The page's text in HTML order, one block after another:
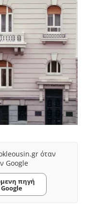
όταν
Google
πηγή